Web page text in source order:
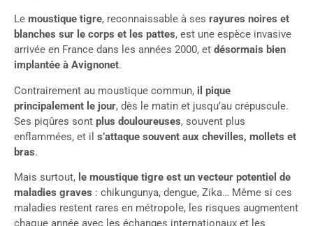
Le moustique tigre, reconnaissable à ses rayures noires et
blanches sur le corps et les pattes, est une espèce invasive
arrivée en France dans les années 2000, et désormais bien
implantée à Avignonet.
Contrairement au moustique commun, il pique
principalement le jour, dès le matin et jusqu’au crépuscule.
Ses piqûres sont plus douloureuses, souvent plus
enflammées, et il s’attaque souvent aux chevilles, mollets et
bras.
Mais surtout, le moustique tigre est un vecteur potentiel de
maladies graves : chikungunya, dengue, Zika… Même si ces
maladies restent rares en métropole, les risques augmentent
chaque année avec les échanges internationaux et les